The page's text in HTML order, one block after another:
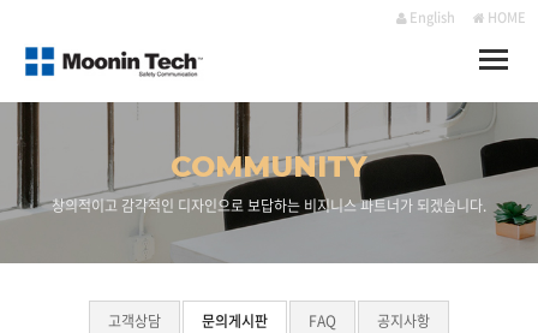
English HOME
Toggle
COMMUNITY
창의적이고 감각적인 디자인으로 보답하는 비지니스 파트너가 되겠습니다.
고객상담 문의게시판 FAQ 공지사항